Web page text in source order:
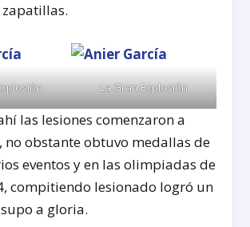
La Gran Explosión
las lesiones comenzaron a
no obstante obtuvo medallas de
eventos y en las olimpiadas de
compitiendo lesionado logró un
a gloria.